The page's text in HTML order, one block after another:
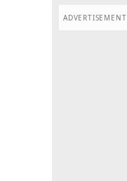
ADVERTISEMENT